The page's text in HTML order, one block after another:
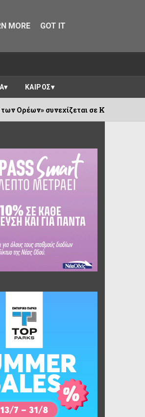
ΚΑΙΡΟΣ
σε Καλέντζι και Χουλιαράδες
MORE GOT IT